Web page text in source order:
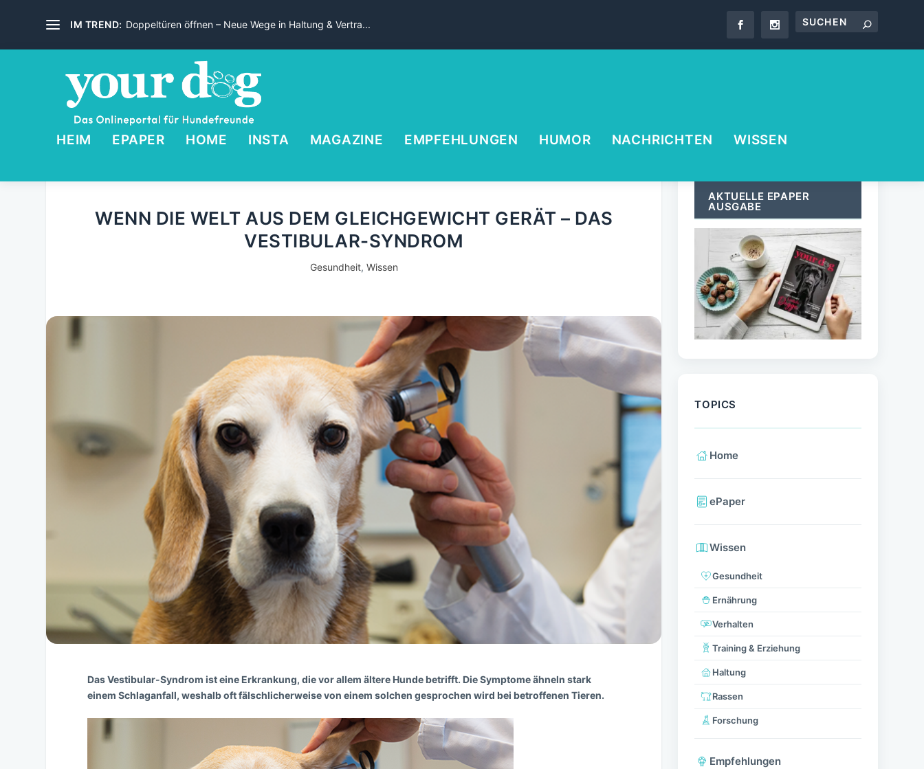
IM TREND: Doppeltüren öffnen – Neue Wege in Haltung & Vertra...
HEIM EPAPER HOME INSTA MAGAZINE EMPFEHLUNGEN HUMOR NACHRICHTEN WISSEN
WENN DIE WELT AUS DEM GLEICHGEWICHT GERÄT – DAS
VESTIBULAR-SYNDROM
Gesundheit, Wissen
Das Vestibular-Syndrom ist eine Erkrankung, die vor allem ältere Hunde betrifft. Die Symptome ähneln stark
einem Schlaganfall, weshalb oft fälschlicherweise von einem solchen gesprochen wird bei betroffenen Tieren.
AKTUELLE EPAPER
AUSGABE
TOPICS
Home
ePaper
Wissen
Gesundheit
Ernährung
Verhalten
Training & Erziehung
Haltung
Rassen
Forschung
Empfehlungen